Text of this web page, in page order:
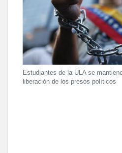
Estudiantes de la ULA se
liberación de los presos políticos